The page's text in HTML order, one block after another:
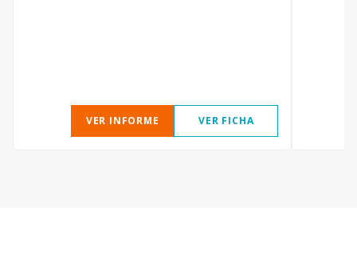
VER INFORME VER FICHA